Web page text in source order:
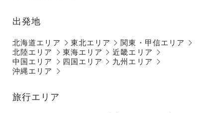
出発地
北海道エリア 東北エリア
関東・甲信エリア
北陸エリア
東海エリア
近畿エリア
中国エリア
四国エリア
九州エリア
沖縄エリア
旅行エリア